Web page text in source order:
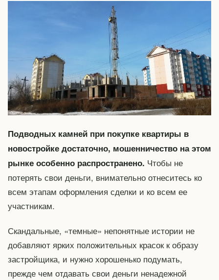
Подводных камней при покупке квартиры в
новостройке достаточно, мошенничество на этом
рынке особенно распространено. Чтобы не
потерять свои деньги, внимательно отнеситесь ко
всем этапам оформления сделки и ко всем ее
участникам.
Скандальные, «темные» непонятные истории не
добавляют ярких положительных красок к образу
застройщика, и нужно хорошенько подумать,
прежде чем отдавать свои деньги ненадежной